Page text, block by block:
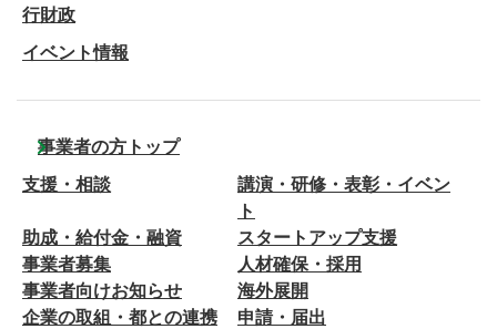
行財政
イベント情報
事業者の方トップ
支援・相談
講演・研修・表彰・イベン
ト
助成・給付金・融資
スタートアップ支援
事業者募集
人材確保・採用
事業者向けお知らせ
海外展開
企業の取組・都との連携
申請・届出